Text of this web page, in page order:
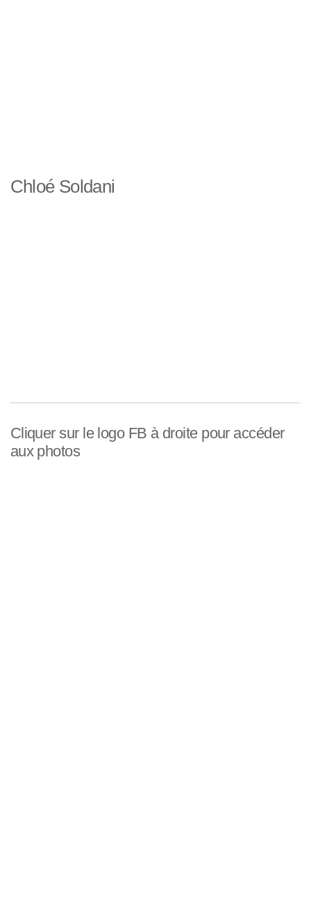
Chloé Soldani
Cliquer sur le logo FB à droite pour accéder
aux photos